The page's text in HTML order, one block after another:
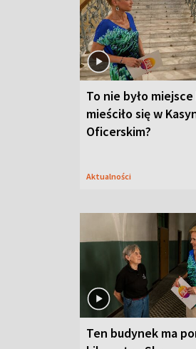
To nie było
mieściło się w
Oficerskim?
Aktualności
Ten budynek ma